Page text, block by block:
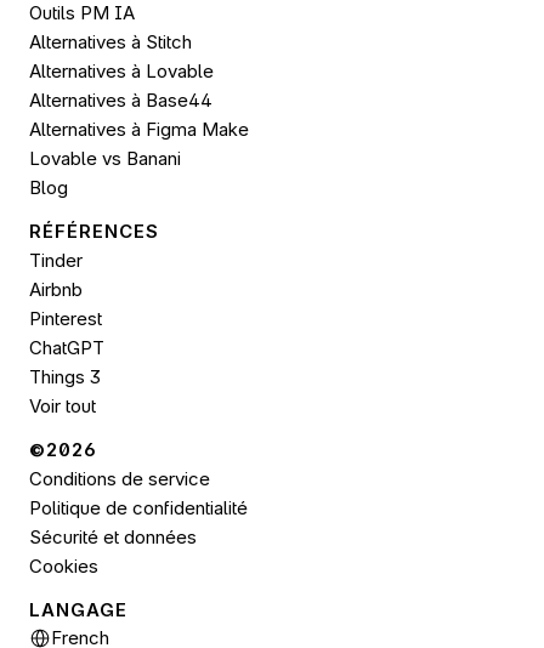
Outils PM IA
Alternatives à Stitch
Alternatives à Lovable
Alternatives à Base44
Alternatives à Figma Make
Lovable vs Banani
Blog
RÉFÉRENCES
Tinder
Airbnb
Pinterest
ChatGPT
Things 3
Voir tout
©2026
Conditions de service
Politique de confidentialité
Sécurité et données
Cookies
LANGAGE
Select Language
French